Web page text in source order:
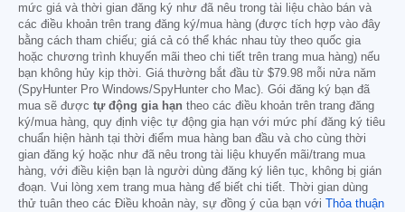
mức giá và thời gian đăng ký như đã nêu trong tài liệu chào bán và
các điều khoản trên trang đăng ký/mua hàng (được tích hợp vào đây
bằng cách tham chiếu; giá cả có thể khác nhau tùy theo quốc gia
hoặc chương trình khuyến mãi theo chi tiết trên trang mua hàng) nếu
bạn không hủy kịp thời. Giá thường bắt đầu từ $79.98 mỗi nửa năm
(SpyHunter Pro Windows/SpyHunter cho Mac). Gói đăng ký bạn đã
mua sẽ được tự động gia hạn theo các điều khoản trên trang đăng
ký/mua hàng, quy định việc tự động gia hạn với mức phí đăng ký tiêu
chuẩn hiện hành tại thời điểm mua hàng ban đầu và cho cùng thời
gian đăng ký hoặc như đã nêu trong tài liệu khuyến mãi/trang mua
hàng, với điều kiện bạn là người dùng đăng ký liên tục, không bị gián
đoạn. Vui lòng xem trang mua hàng để biết chi tiết. Thời gian dùng
thử tuân theo các Điều khoản này, sự đồng ý của bạn với Thỏa thuận